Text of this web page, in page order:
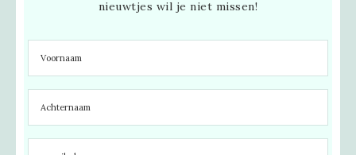
nieuwtjes wil je niet missen!